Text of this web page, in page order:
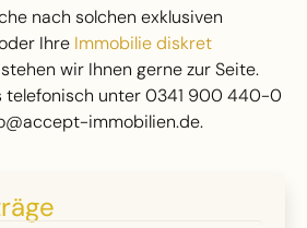
nach solchen exklusiven
Ihre Immobilie diskret
wir Ihnen gerne zur Seite.
telefonisch unter 0341 900 440-0
immobilien.de.